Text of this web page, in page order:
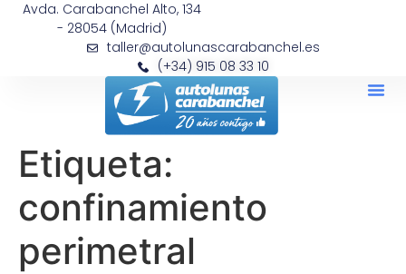
Avda. Carabanchel Alto, 134
- 28054 (Madrid)
taller@autolunascarabanchel.es
(+34) 915 08 33 10
Etiqueta:
confinamiento
perimetral